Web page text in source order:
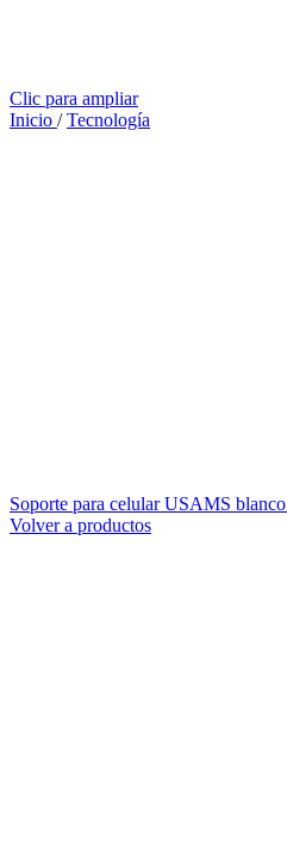
Clic para ampliar
Inicio / Tecnología
Soporte para celular USAMS blanco
Volver a productos